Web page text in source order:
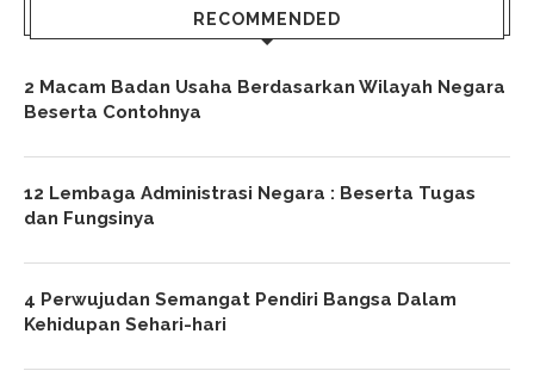
RECOMMENDED
2 Macam Badan Usaha Berdasarkan Wilayah Negara
Beserta Contohnya
12 Lembaga Administrasi Negara : Beserta Tugas
dan Fungsinya
4 Perwujudan Semangat Pendiri Bangsa Dalam
Kehidupan Sehari-hari